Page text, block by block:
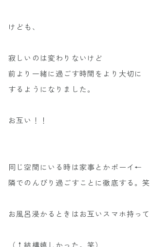
けども、
寂しいのは変わりないけど
前より一緒に過ごす時間をより大切に
するようになりました。
お互い！！
同じ空間にいる時は家事とかポーイ←
隣でのんびり過ごすことに徹底する。笑
お風呂浸かるときはお互いスマホ持っ
（↑結構嬉しかった。笑）